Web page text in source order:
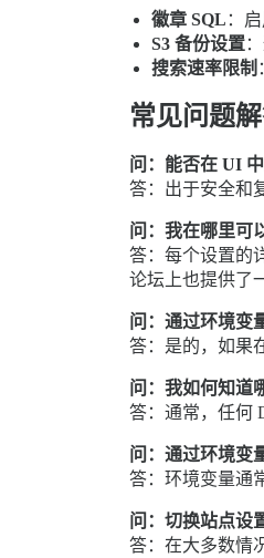
徽章 SQL ：启
S3 备份设置
搜索速率限制
常见问题
问：能否在 UI
答：出于安全和
问：我在哪里可
答：每个设置的
论坛上也提供了
问：通过环境变
答：是的，如果
问：我如何知道
答：通常，任何
问：通过环境变
答：环境变量通
问：切换站点设
答：在大多数情